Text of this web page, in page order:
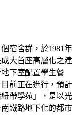
宿舍群，於1981年
大首座高層化之建
下室配置學生餐
前正在進行，預計
帶學苑」，是以光
鐵路地下化的都市